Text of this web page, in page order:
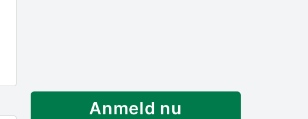
Anmeld nu